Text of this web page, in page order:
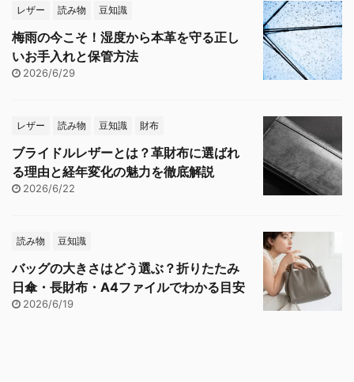
レザー 読み物 豆知識
梅雨の今こそ！湿度から本革を守る正し
いお手入れと保管方法
2026/6/29
レザー 読み物 豆知識 財布
ブライドルレザーとは？革財布に選ばれ
る理由と経年変化の魅力を徹底解説
2026/6/22
読み物 豆知識
バッグの大きさはどう選ぶ？折りたたみ
日傘・長財布・A4ファイルでわかる目安
2026/6/19